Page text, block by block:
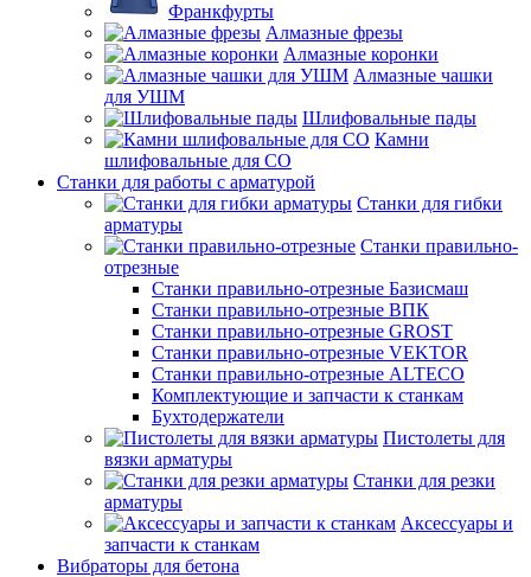
Франкфурты
Алмазные фрезы
Алмазные коронки
Алмазные чашки
для УШМ
Шлифовальные пады
Камни
шлифовальные для СО
Станки для работы с арматурой
Станки для гибки
арматуры
Станки правильно-
отрезные
Станки правильно-отрезные Базисмаш
Станки правильно-отрезные ВПК
Станки правильно-отрезные GROST
Станки правильно-отрезные VEKTOR
Станки правильно-отрезные ALTECO
Комплектующие и запчасти к станкам
Бухтодержатели
Пистолеты для
вязки арматуры
Станки для резки
арматуры
Аксессуары и
запчасти к станкам
Вибраторы для бетона